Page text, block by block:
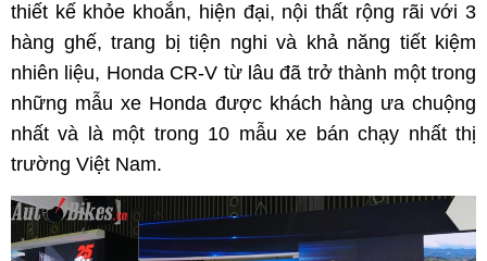
thiết kế khỏe khoắn, hiện đại, nội thất rộng rãi với 3
hàng ghế, trang bị tiện nghi và khả năng tiết kiệm
nhiên liệu, Honda CR-V từ lâu đã trở thành một trong
những mẫu xe Honda được khách hàng ưa chuộng
nhất và là một trong 10 mẫu xe bán chạy nhất thị
trường Việt Nam.